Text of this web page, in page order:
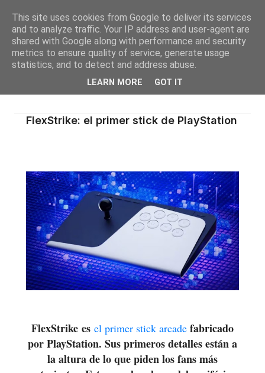
FlexStrike: el primer stick de PlayStation
FlexStrike es el primer stick arcade fabricado
por PlayStation. Sus primeros detalles están a
la altura de lo que piden los fans más
This site uses cookies from Google to deliver its services
and to analyze traffic. Your IP address and user-agent are
shared with Google along with performance and security
metrics to ensure quality of service, generate usage
statistics, and to detect and address abuse.
LEARN MORE GOT IT